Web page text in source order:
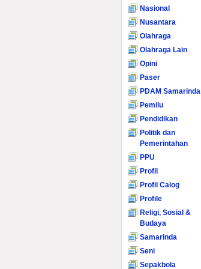
Nasional
Nusantara
Olahraga
Olahraga Lain
Opini
Paser
PDAM Samarinda
Pemilu
Pendidikan
Politik dan
Pemerintahan
PPU
Profil
Profil Calog
Profile
Religi, Sosial &
Budaya
Samarinda
Seni
Sepakbola